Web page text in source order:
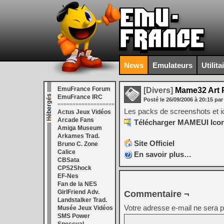
News Emulateurs
EmuFrance Forum
EmuFrance IRC
===================
Actus Jeux Vidéos
Arcade Fans
Amiga Museum
Arkames Trad.
Bruno C. Zone
Calice
CBSata
CPS2Shock
EF-Nes
Fan de la NES
GirlFriend Adv.
Landstalker Trad.
Musée Jeux Vidéos
SMS Power
[Divers] Mame32 Art
Posté le 26/09/2006 à 20:15 par
Les packs de screenshots et
Télécharger MAMEUI
Site Officiel
En savoir plus…
Commentaire ¬
Votre adresse e-mail ne sera